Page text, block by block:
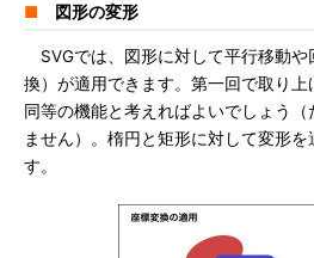
■ 図形の変形
SVGでは、図形に対して平行移動や
換）が適用できます。第一回で取り
同等の機能と考えればよいでしょう
ません）。楕円と矩形に対して変形
す。